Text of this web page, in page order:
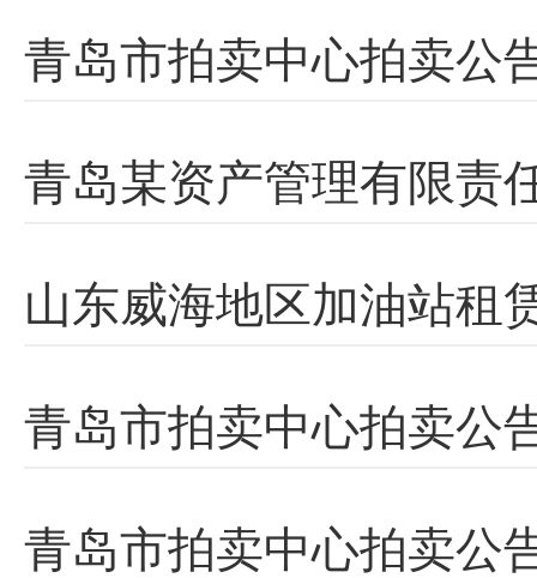
青岛市拍卖中心拍卖公
青岛某资产管理有限责
山东威海地区加油站租
青岛市拍卖中心拍卖公
青岛市拍卖中心拍卖公